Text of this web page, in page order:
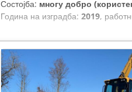
Состојба: многу добро
Година на изградба: 2019,